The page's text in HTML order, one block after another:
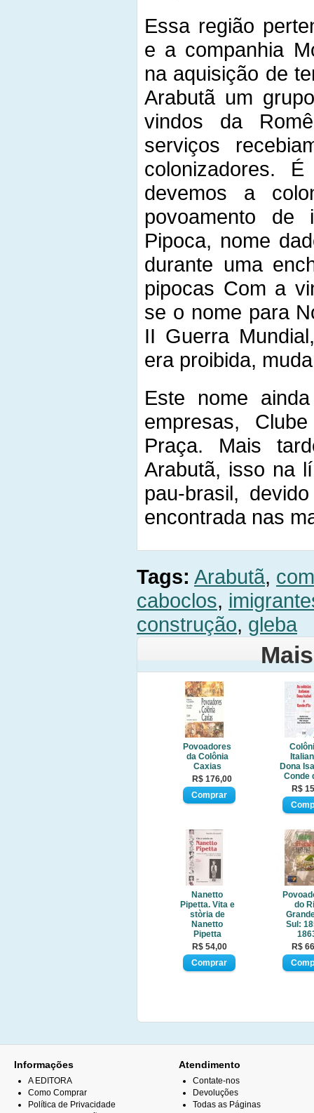
Essa região
e a companhia
na aquisição de
Arabutã um
vindos da
serviços
colonizadores.
devemos a
povoamento
Pipoca, nome
durante uma
pipocas Com a
se o nome para
II Guerra
era proibida,
Este nome
empresas,
Praça. Mais
Arabutã, isso na
pau-brasil,
encontrada nas
Tags: Arabutã,
caboclos,
construção, gleba
Povoadores
da Colônia
Caxias
R$ 176,00
Dona
Conde
R$
Nanetto
Pipetta. Vita e
stòria de
Nanetto
Pipetta
R$ 54,00
do
Sul:
R$
Informações
A EDITORA
Como Comprar
Política de Privacidade
Atendimento
Contate-nos
Devoluções
Todas as Páginas